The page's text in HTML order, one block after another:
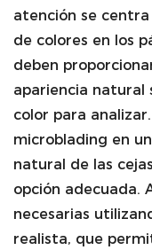
atención se
de colores en los
deben
apariencia
color para
microblading en
natural de las
opción adecuada.
necesarias
realista, que